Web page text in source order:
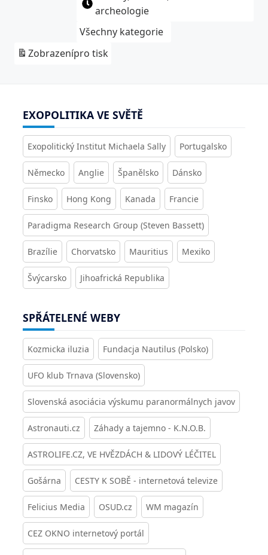
archeologie
Všechny kategorie
Zobrazenípro tisk
EXOPOLITIKA VE SVĚTĚ
Exopolitický Institut Michaela Sally Portugalsko
Německo Anglie Španělsko Dánsko
Finsko Hong Kong Kanada Francie
Paradigma Research Group (Steven Bassett)
Brazílie Chorvatsko Mauritius Mexiko
Švýcarsko Jihoafrická Republika
SPŘÁTELENÉ WEBY
Kozmicka iluzia Fundacja Nautilus (Polsko)
UFO klub Trnava (Slovensko)
Slovenská asociácia výskumu paranormálnych javov
Astronauti.cz Záhady a tajemno - K.N.O.B.
ASTROLIFE.CZ, VE HVĚZDÁCH & LIDOVÝ LÉČITEL
Gošárna CESTY K SOBĚ - internetová televize
Felicius Media OSUD.cz WM magazín
CEZ OKNO internetový portál